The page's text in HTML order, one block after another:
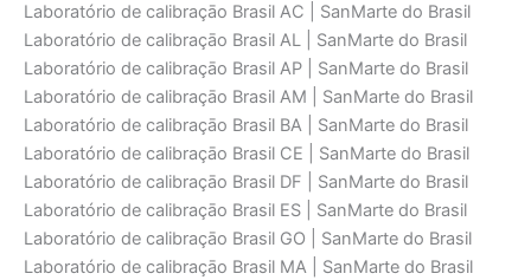
Laboratório de calibraçāo Brasil AC | SanMarte do Brasil
Laboratório de calibraçāo Brasil AL | SanMarte do Brasil
Laboratório de calibraçāo Brasil AP | SanMarte do Brasil
Laboratório de calibraçāo Brasil AM | SanMarte do Brasil
Laboratório de calibraçāo Brasil BA | SanMarte do Brasil
Laboratório de calibraçāo Brasil CE | SanMarte do Brasil
Laboratório de calibraçāo Brasil DF | SanMarte do Brasil
Laboratório de calibraçāo Brasil ES | SanMarte do Brasil
Laboratório de calibraçāo Brasil GO | SanMarte do Brasil
Laboratório de calibraçāo Brasil MA | SanMarte do Brasil